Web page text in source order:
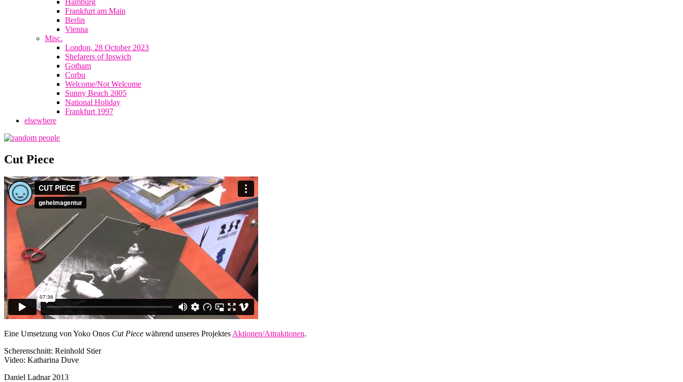
Hamburg
Frankfurt am Main
Berlin
Vienna
Misc.
London, 28 October 2023
Shefarers of Ipswich
Gotham
Corbu
Welcome/Not Welcome
Sunny Beach 2005
National Holiday
Frankfurt 1997
elsewhere
Cut Piece
Eine Umsetzung von Yoko Onos Cut Piece während unseres Projektes Aktionen/Attraktionen.
Scherenschnitt: Reinhold Stier
Video: Katharina Duve
Daniel Ladnar 2013